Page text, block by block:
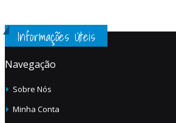
Informações Úteis
Navegação
Sobre Nós
Minha Conta